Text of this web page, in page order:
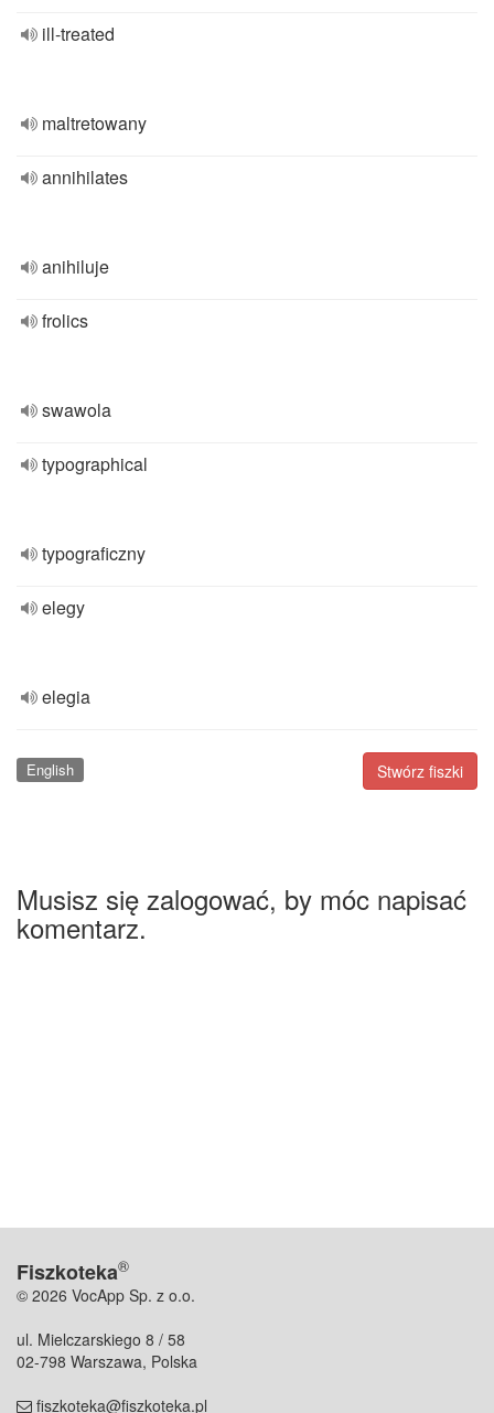
ill-treated
maltretowany
annihilates
anihiluje
frolics
swawola
typographical
typograficzny
elegy
elegia
Stwórz fiszki
English
Musisz się zalogować, by móc napisać
komentarz.
Fiszkoteka®
© 2026 VocApp Sp. z o.o.
ul. Mielczarskiego 8 / 58
02-798 Warszawa, Polska
fiszkoteka@fiszkoteka.pl